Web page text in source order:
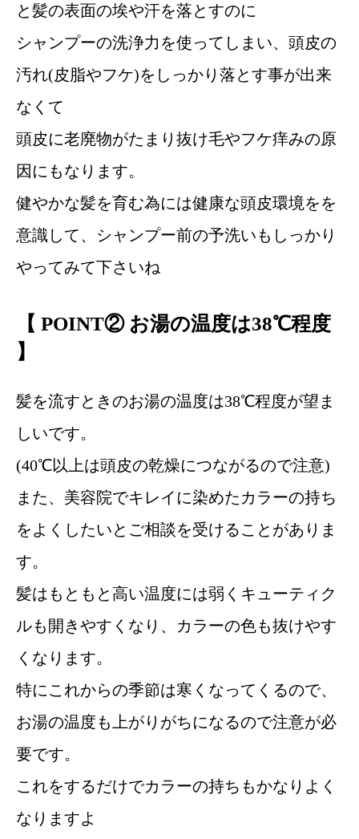
と髪の表面の埃や汗を落とすのに
シャンプーの洗浄力を使ってしまい、頭皮の
汚れ(皮脂やフケ)をしっかり落とす事が出来
なくて
頭皮に老廃物がたまり抜け毛やフケ痒みの原
因にもなります。
健やかな髪を育む為には健康な頭皮環境をを
意識して、シャンプー前の予洗いもしっかり
やってみて下さいね
【 POINT② お湯の温度は38℃程度
】
髪を流すときのお湯の温度は38℃程度が望ま
しいです。
(40℃以上は頭皮の乾燥につながるので注意)
また、美容院でキレイに染めたカラーの持ち
をよくしたいとご相談を受けることがありま
す。
髪はもともと高い温度には弱くキューティク
ルも開きやすくなり、カラーの色も抜けやす
くなります。
特にこれからの季節は寒くなってくるので、
お湯の温度も上がりがちになるので注意が必
要です。
これをするだけでカラーの持ちもかなりよく
なりますよ